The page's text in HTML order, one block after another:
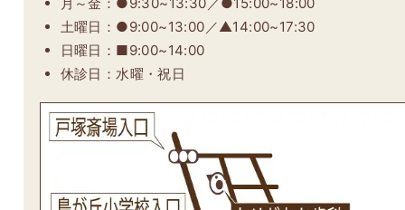
月～金：●9:30~13:30／●15:00~18:00
土曜日：●9:00~13:00／▲14:00~17:30
日曜日：■9:00~14:00
休診日：水曜・祝日